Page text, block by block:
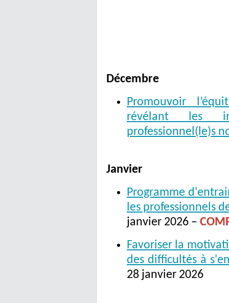
Décembre
Promouvoir
révélant les
professionnel(le)s
Janvier
Programme
les professionnels
janvier 2026 –
Favoriser la
des difficultés à
28 janvier 2026